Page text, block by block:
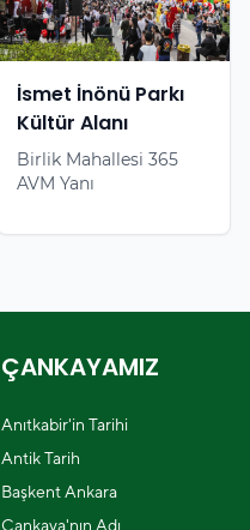
İsmet İnönü Parkı
Kültür Alanı
Birlik Mahallesi 365
AVM Yanı
ÇANKAYAMIZ
Anıtkabir'in Tarihi
Antik Tarih
Başkent Ankara
Çankaya'nın Adı